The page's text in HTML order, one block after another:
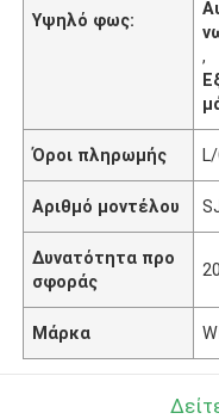
Υψηλό φως:
,
Όροι πληρωμής
Αριθμό μοντέλου
Δυνατότητα προ
σφοράς
Μάρκα